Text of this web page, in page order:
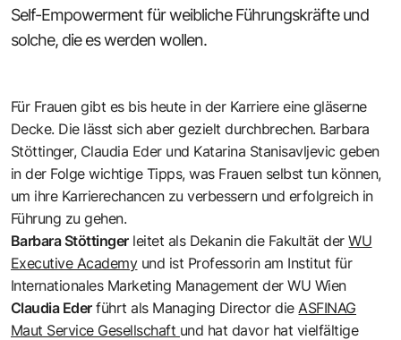
Self-Empowerment für weibliche Führungskräfte und
solche, die es werden wollen.
Für Frauen gibt es bis heute in der Karriere eine gläserne
Decke. Die lässt sich aber gezielt durchbrechen. Barbara
Stöttinger, Claudia Eder und Katarina Stanisavljevic geben
in der Folge wichtige Tipps, was Frauen selbst tun können,
um ihre Karrierechancen zu verbessern und erfolgreich in
Führung zu gehen.
Barbara Stöttinger leitet als Dekanin die Fakultät derWU
Executive Academyund ist Professorin am Institut für
Internationales Marketing Management der WU Wien
Claudia Eder führt als Managing Director die ASFINAG
Maut Service Gesellschaft und hat davor hat vielfältige